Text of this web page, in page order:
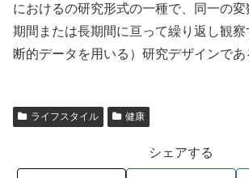
におけるの研究形式の一種で、同一の
期間または長期間に亘って繰り返し観
断的データを用いる）研究デザインで
ライフスタイル 健康
シェアする